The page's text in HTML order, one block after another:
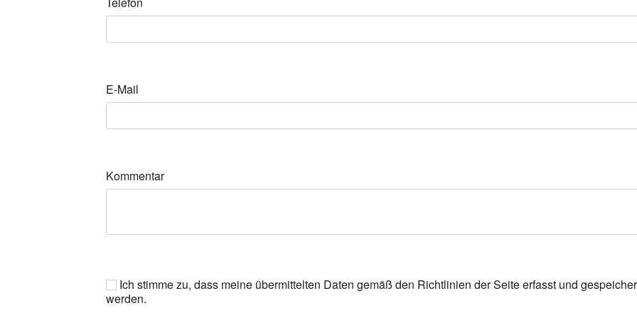
E-Mail
Kommentar
Ich stimme zu, dass meine übermittelten Daten gemäß den Richtlinien der Seite erfasst und
werden.